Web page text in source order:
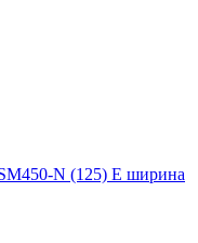
N (125) E ширина